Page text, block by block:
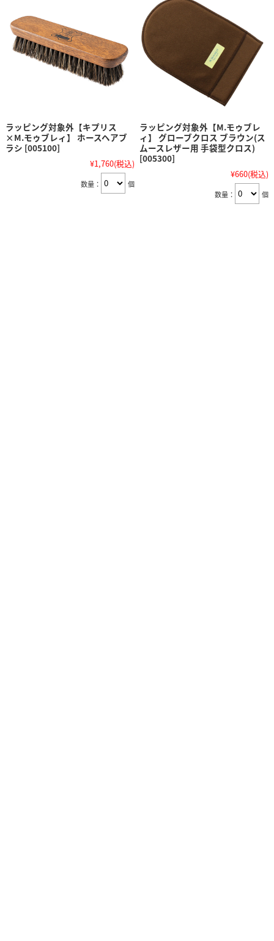
ラッピング対象外【キプリス
×M.モゥブレィ】 ホースヘアブ
ラシ [005100]
¥1,760(税込)
数量： 個
ラッピング対象外【M.モゥブレ
ィ】 グローブクロス ブラウン(ス
ムースレザー用 手袋型クロス)
[005300]
¥660(税込)
数量： 個